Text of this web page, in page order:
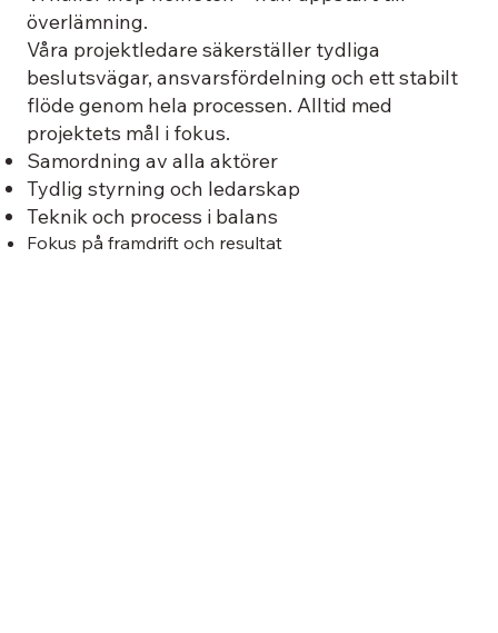
överlämning.
Våra projektledare säkerställer tydliga
beslutsvägar, ansvarsfördelning och ett stabilt
flöde genom hela processen. Alltid med
projektets mål i fokus.
Samordning av alla aktörer
Tydlig styrning och ledarskap
Teknik och process i balans
Fokus på framdrift och resultat